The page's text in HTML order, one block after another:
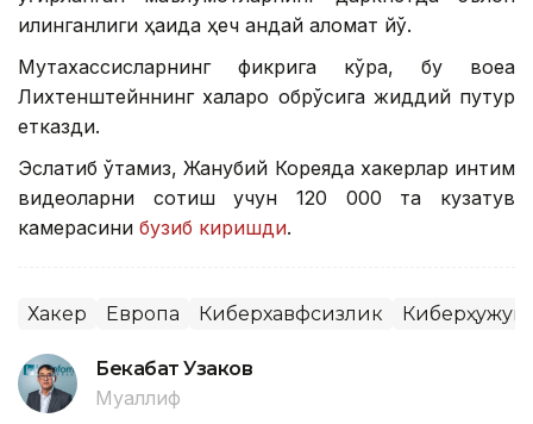
қилинганлиги ҳақида ҳеч қандай аломат йўқ.
Мутахассисларнинг фикрига кўра, бу воқеа
Лихтенштейннинг халқаро обрўсига жиддий путур
етказди.
Эслатиб ўтамиз, Жанубий Кореяда хакерлар интим
видеоларни сотиш учун 120 000 та кузатув
камерасини бузиб киришди.
Хакер Европа Киберхавфсизлик Киберҳужум
Бекабат Узаков
Муаллиф